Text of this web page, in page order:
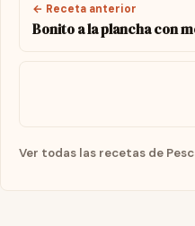
← Receta anterior
Bonito a la plancha con
Ver todas las recetas de